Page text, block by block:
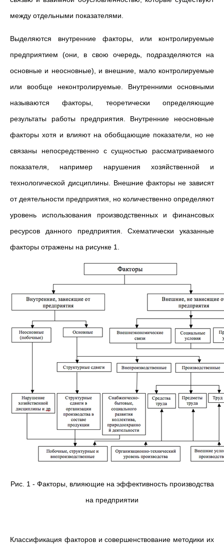
между отдельными показателями.
Выделяются внутренние факторы, или контролируемые
предприятием (они, в свою очередь, подразделяются на
основные и неосновные), и внешние, мало контролируемые
или вообще неконтролируемые. Внутренними основными
называются факторы, теоретически определяющие
результаты работы предприятия. Внутренние неосновные
факторы хотя и влияют на обобщающие показатели, но не
связаны непосредственно с сущностью рассматриваемого
показателя, например нарушения хозяйственной и
технологической дисциплины. Внешние факторы не зависят
от деятельности предприятия, но количественно определяют
уровень использования производственных и финансовых
ресурсов данного предприятия. Схематически указанные
факторы отражены на рисунке 1.
Рис. 1 - Факторы, влияющие на эффективность производства
на предприятии
Классификация факторов и совершенствование методики их